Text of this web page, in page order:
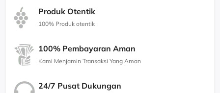
Produk Otentik
100% Produk otentik
100% Pembayaran Aman
Kami Menjamin Transaksi Yang Aman
24/7 Pusat Dukungan